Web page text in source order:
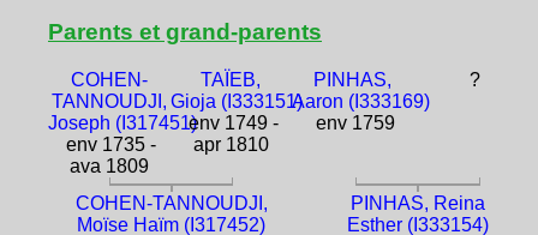
Parents et grand-parents
COHEN-
TANNOUDJI,
Joseph (I317451)
env 1735 -
ava 1809
TAÏEB,
Gioja (I333151)
env 1749 -
apr 1810
PINHAS,
Aaron (I333169)
env 1759
?
COHEN-TANNOUDJI,
Moïse Haïm (I317452)
PINHAS, Reina
Esther (I333154)